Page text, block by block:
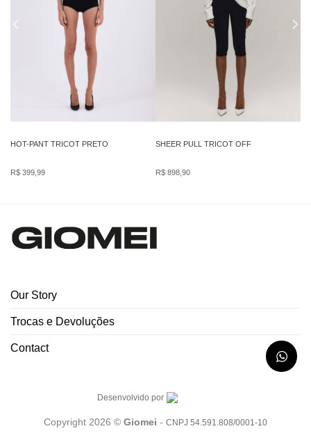
HOT-PANT TRICOT PRETO
R$ 399,99
SHEER PULL TRICOT OFF
R$ 898,90
Our Story
Trocas e Devoluções
Contact
Desenvolvido por
Copyright 2026 © Giomei - CNPJ 54.591.808/0001-10